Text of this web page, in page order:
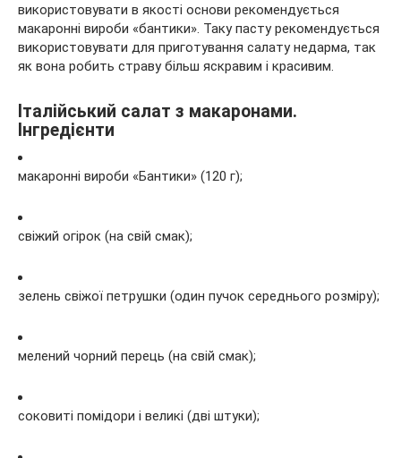
використовувати в якості основи рекомендується
макаронні вироби «бантики». Таку пасту рекомендується
використовувати для приготування салату недарма, так
як вона робить страву більш яскравим і красивим.
Італійський салат з макаронами.
Інгредієнти
макаронні вироби «Бантики» (120 г);
свіжий огірок (на свій смак);
зелень свіжої петрушки (один пучок середнього розміру);
мелений чорний перець (на свій смак);
соковиті помідори і великі (дві штуки);